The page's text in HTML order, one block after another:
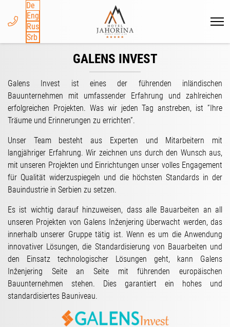
De
Eng
Rus
Srb
GALENS INVEST
Galens Invest ist eines der führenden inländischen
Bauunternehmen mit umfassender Erfahrung und zahlreichen
erfolgreichen Projekten. Was wir jeden Tag anstreben, ist ”Ihre
Träume und Erinnerungen zu errichten”.
Unser Team besteht aus Experten und Mitarbeitern mit
langjähriger Erfahrung. Wir zeichnen uns durch den Wunsch aus,
mit unseren Projekten und Einrichtungen unser volles Engagement
für Qualität widerzuspiegeln und die höchsten Standards in der
Bauindustrie in Serbien zu setzen.
Es ist wichtig darauf hinzuweisen, dass alle Bauarbeiten an all
unseren Projekten von Galens Inženjering überwacht werden, das
innerhalb unserer Gruppe tätig ist. Wenn es um die Anwendung
innovativer Lösungen, die Standardisierung von Bauarbeiten und
den Einsatz technologischer Lösungen geht, kann Galens
Inženjering Seite an Seite mit führenden europäischen
Bauunternehmen stehen. Dies garantiert ein hohes und
standardisiertes Bauniveau.